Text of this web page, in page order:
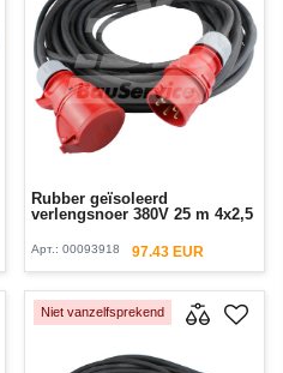
Rubber geïsoleerd
verlengsnoer 380V 25 m 4x2,5
Арт.: 00093918 97.43 EUR
Niet vanzelfsprekend